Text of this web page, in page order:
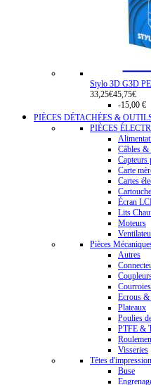
Stylo 3D G3D
33,25€45,75€
-15,00 €
PIÈCES DÉTACHÉES &
PIÈCES
Câbles &
Carte
Cartes
Écran
Lits
Moteurs
Pièces
Autres
Courroies
Ecrous &
Plateaux
Poulies
PTFE &
Visseries
Têtes
Buse